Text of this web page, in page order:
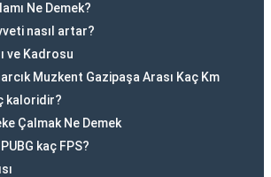
Ne Demek?
nasıl artar?
ve Kadrosu
Muzkent Gazipaşa Arası Kaç Km
kaloridir?
Çalmak Ne Demek
kaç FPS?